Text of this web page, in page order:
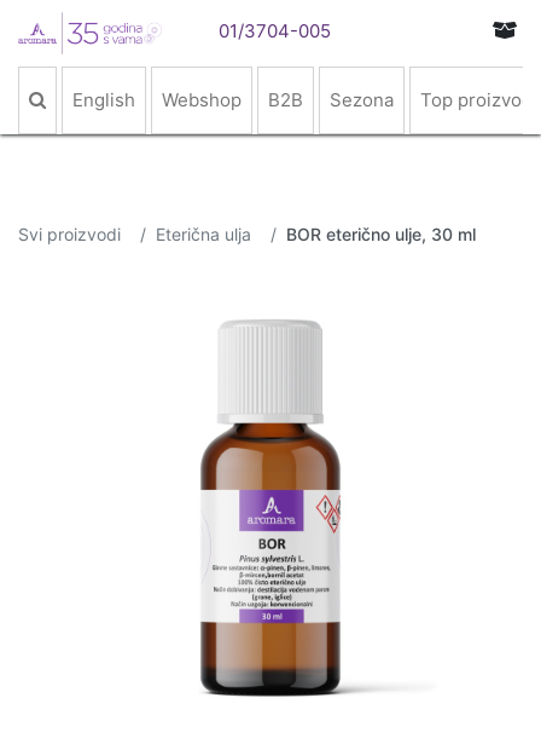
01/3704-005
English Webshop B2B Sezona Top proizvodi
Svi proizvodi Eterična ulja BOR eterično ulje, 30 ml